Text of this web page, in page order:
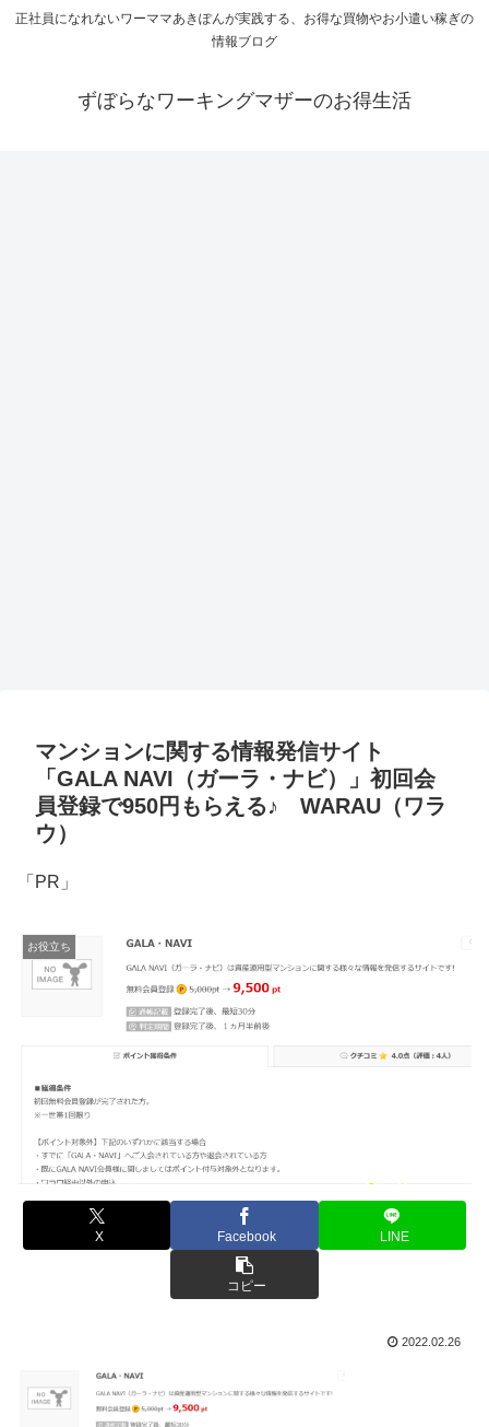
正社員になれないワーママあきぽんが実践する、お得な買物やお小遣い稼ぎの
情報ブログ
ずぼらなワーキングマザーのお得生活
マンションに関する情報発信サイト
「GALA NAVI（ガーラ・ナビ）」初回会
員登録で950円もらえる♪ WARAU（ワラ
ウ）
「PR」
お役立ち
X Facebook LINE
コピー
2022.02.26